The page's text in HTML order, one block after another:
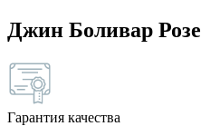
Джин Боливар Розе
Гарантия качества